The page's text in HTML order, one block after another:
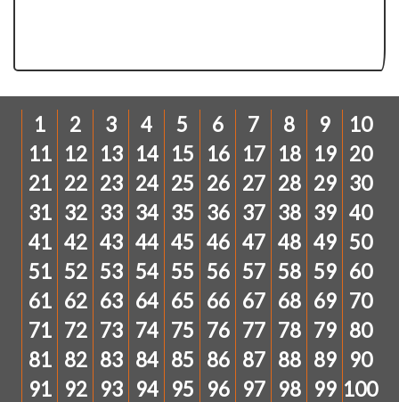
1 2 3 4 5 6 7 8 9
10
11
12 13 14 15 16 17 18 19 20
21 22 23 24 25 26 27 28 29 30
31 32 33 34 35 36 37 38 39 40
41 42 43 44 45 46 47 48 49 50
51 52 53 54 55 56 57 58 59 60
61 62 63 64 65 66 67 68 69 70
71 72 73 74 75 76 77 78 79 80
81 82 83 84 85 86 87 88 89
90
91
92 93 94 95 96 97 98 99 100